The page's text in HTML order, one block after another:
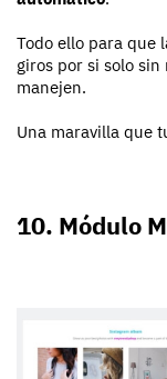
Todo ello para que
giros por si solo
manejen.
Una maravilla que
10. Módulo